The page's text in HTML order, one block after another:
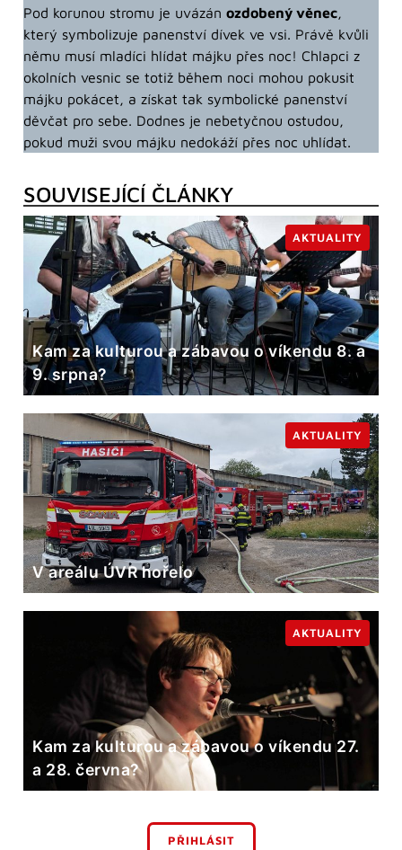
Pod korunou stromu je uvázán ozdobený věnec,
který symbolizuje panenství dívek ve vsi. Právě kvůli
němu musí mladíci hlídat májku přes noc! Chlapci z
okolních vesnic se totiž během noci mohou pokusit
májku pokácet, a získat tak symbolické panenství
děvčat pro sebe. Dodnes je nebetyčnou ostudou,
pokud muži svou májku nedokáží přes noc uhlídat.
SOUVISEJÍCÍ ČLÁNKY
Kam za kulturou a zábavou o víkendu 8. a
9. srpna?
AKTUALITY
V areálu ÚVR hořelo
AKTUALITY
Kam za kulturou a zábavou o víkendu 27.
a 28. června?
AKTUALITY
PŘIHLÁSIT